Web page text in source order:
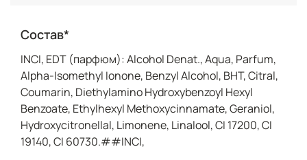
Состав*
INCI, EDT (парфюм): Alcohol Denat., Aqua, Parfum,
Alpha-Isomethyl Ionone, Benzyl Alcohol, BHT, Citral,
Coumarin, Diethylamino Hydroxybenzoyl Hexyl
Benzoate, Ethylhexyl Methoxycinnamate, Geraniol,
Hydroxycitronellal, Limonene, Linalool, CI 17200, CI
19140, CI 60730.##INCI,